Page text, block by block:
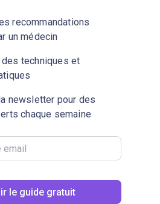
le guide gratuit
recommandations
un médecin
techniques et
newsletter pour des
chaque semaine